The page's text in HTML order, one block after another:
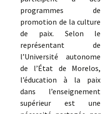
programmes de
promotion de la culture
de paix. Selon le
représentant de
l’Université autonome
de l’État de Morelos,
l’éducation à la paix
dans l’enseignement
supérieur est une